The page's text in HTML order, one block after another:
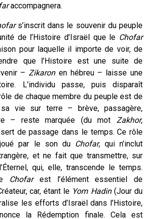
accompagnera.
s’inscrit dans le souvenir du peuple
de l’Histoire d’Israël que le Chofar
pour laquelle il importe de voir, de
que l’Histoire est une suite de
–Zikaronen hébreu – laisse une
L’individu passe, puis disparaît
de chaque membre du peuple est de
sa vie sur terre – brève, passagère,
– restemarquée (du motZakhor,
de passage dans le temps. Ce rôle
par le son du Chofar, qui n’inclut
et ne fait que transmettre, sur
qui, elle, transcende le temps.
Chofarest l’élément essentiel de
car, étant le Yom Hadin(Jour du
les efforts d’Israël dans l’Histoire,
la Rédemption finale. Cela est